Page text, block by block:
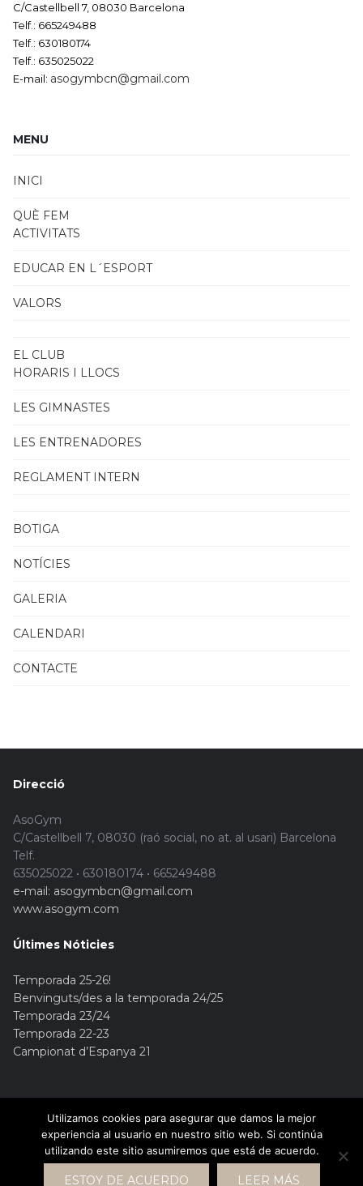
C/Castellbell 7, 08030 Barcelona
Telf.: 665249488
Telf.: 630180174
Telf.: 635025022
E-mail: asogymbcn@gmail.com
MENU
INICI
QUÈ FEM
ACTIVITATS
EDUCAR EN L´ESPORT
VALORS
EL CLUB
HORARIS I LLOCS
LES GIMNASTES
LES ENTRENADORES
REGLAMENT INTERN
BOTIGA
NOTÍCIES
GALERIA
CALENDARI
CONTACTE
Direcció
AsoGym
C/Castellbell 7, 08030 (raó social, no at. al usari) Barcelona
Telf.
635025022 • 630180174 • 665249488
e-mail: asogymbcn@gmail.com
www.asogym.com
Últimes Nóticies
Temporada 25-26!
Benvinguts/des a la temporada 24/25
Temporada 23/24
Temporada 22-23
Campionat d’Espanya 21
© Copyright 2015. Asogym
Utilizamos cookies para asegurar que damos la mejor
experiencia al usuario en nuestro sitio web. Si continúa
utilizando este sitio asumiremos que está de acuerdo.
ESTOY DE ACUERDO LEER MÁS